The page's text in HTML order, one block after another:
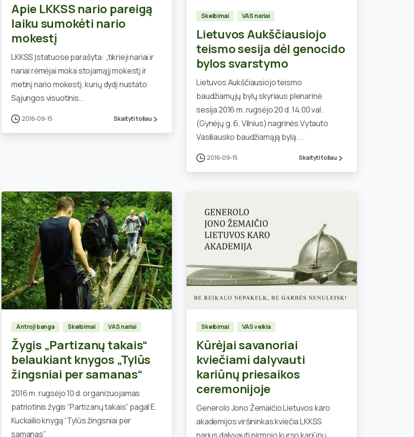
Apie LKKSS nario pareigą
laiku sumokėti nario
mokestį
LKKSS Įstatuose parašyta: „tikrieji nariai ir
nariai rėmėjai moka stojamąjį mokestį ir
metinį nario mokestį, kurių dydį nustato
Sąjungos visuotinis...
2016-09-15 Skaityti toliau
Skelbimai VAS nariai
Lietuvos Aukščiausiojo
teismo sesija dėl genocido
bylos svarstymo
Lietuvos Aukščiausiojo teismo
baudžiamųjų bylų skyriaus plenarinė
sesija 2016 m. rugsėjo 20 d. 14.00 val.
(Gynėjų g. 6, Vilnius) nagrinės Vytauto
Vasiliausko baudžiamąją bylą....
2016-09-15 Skaityti toliau
0
Antroji banga Skelbimai VAS nariai
Žygis „Partizanų takais“
belaukiant knygos „Tylūs
žingsniai per samanas“
2016 m. rugsėjo 10 d. organizuojamas
patriotinis žygis “Partizanų takais” pagal E.
Kuckailio knygą “Tylūs žingsniai per
samanas”
Skelbimai VAS veikla
Kūrėjai savanoriai
kviečiami dalyvauti
kariūnų priesaikos
ceremonijoje
Generolo Jono Žemaičio Lietuvos karo
akademijos viršininkas kviečia LKKSS